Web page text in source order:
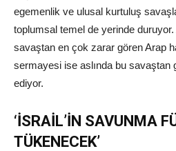
egemenlik ve ulusal kurtuluş
toplumsal temel de yerinde
savaştan en çok zarar gören Arap
sermayesi ise aslında bu savaştan
ediyor.
‘İSRAİL’İN SAVUNMA
TÜKENECEK’